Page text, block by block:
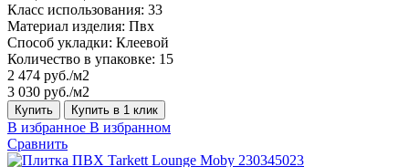
Класс использования: 33
Материал изделия: Пвх
Способ укладки: Клеевой
Количество в упаковке: 15
2 474 руб./м2
3 030 руб./м2
Купить Купить в 1 клик
В избранное В избранном
Сравнить